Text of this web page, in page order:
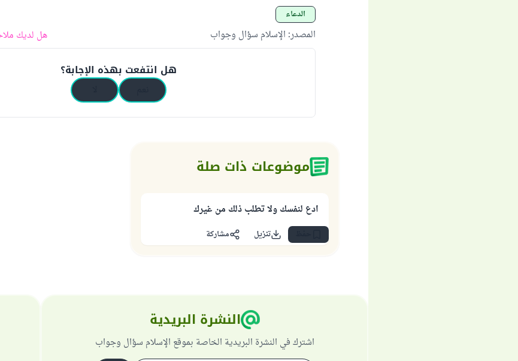
الدعاء
المصدر: الإسلام سؤال وجواب هل لديك
هل انتفعت بهذه الإجابة؟
موضوعات ذات صلة
ادع لنفسك ولا تطلب ذلك من غيرك
تنزيل مشاركة
النشرة البريدية
اشترك في النشرة البريدية الخاصة بموقع الإسلام سؤال وجواب